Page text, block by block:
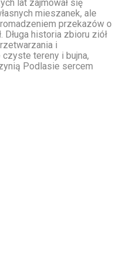
lat zajmował się
mieszanek, ale
przekazów o
historia zbioru ziół
i
tereny i bujna,
Podlasie sercem